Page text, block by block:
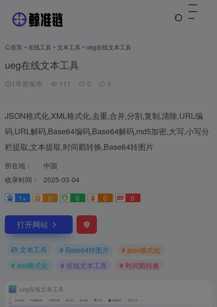
首页 • 在线工具 • 文本工具 • ueg在线文本工具
ueg在线文本工具
1年前发布 111 0 0
JSON格式化,XML格式化,去重,合并,分割,复制,清除,URL编
码,URL解码,Base64编码,Base64解码,md5加密,大写,小写分
栏提取,文本提取,时间戳转换,Base64转图片
所在地：
中国
收录时间：
2025-03-04
1+
0 0 0 0
打开网站
文本工具 # Base64转图片
# json格式化
# xml格式化
# 在线文本工具 # 时间戳转换
ueg在线文本工具